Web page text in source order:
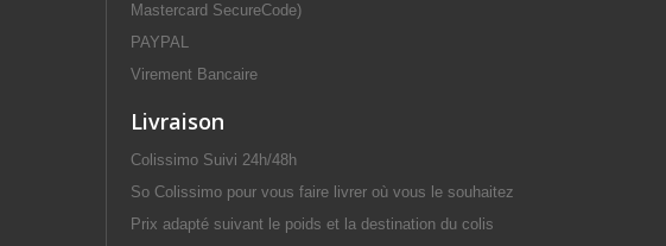
Mastercard SecureCode)
PAYPAL
Virement Bancaire
Livraison
Colissimo Suivi 24h/48h
So Colissimo pour vous faire livrer où vous le souhaitez
Prix adapté suivant le poids et la destination du colis